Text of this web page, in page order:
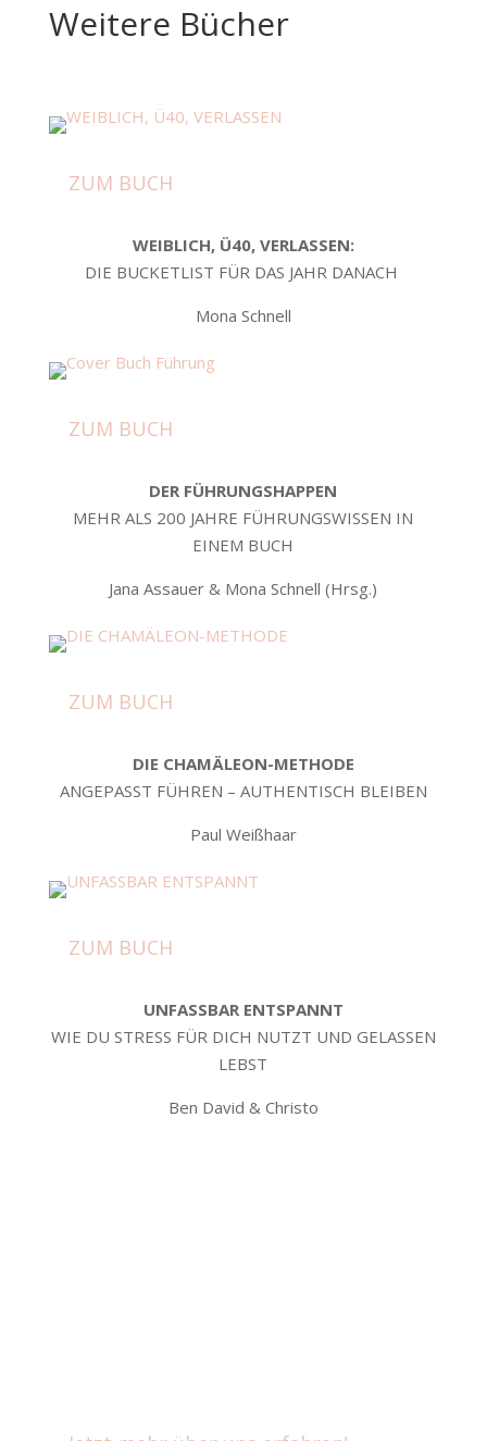
Weitere Bücher
ZUM BUCH
WEIBLICH, Ü40, VERLASSEN:
DIE BUCKETLIST FÜR DAS JAHR DANACH
Mona Schnell
ZUM BUCH
DER FÜHRUNGSHAPPEN
MEHR ALS 200 JAHRE FÜHRUNGSWISSEN IN
EINEM BUCH
Jana Assauer & Mona Schnell (Hrsg.)
ZUM BUCH
DIE CHAMÄLEON-METHODE
ANGEPASST FÜHREN – AUTHENTISCH BLEIBEN
Paul Weißhaar
ZUM BUCH
UNFASSBAR ENTSPANNT
WIE DU STRESS FÜR DICH NUTZT UND GELASSEN
LEBST
Ben David & Christo